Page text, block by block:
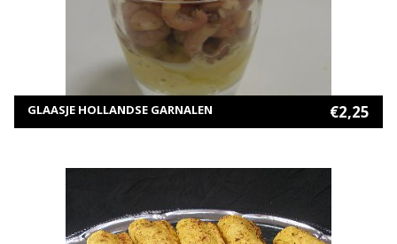
TOEVOEGEN AAN WINKELWAGEN
€2,25
GLAASJE HOLLANDSE GARNALEN